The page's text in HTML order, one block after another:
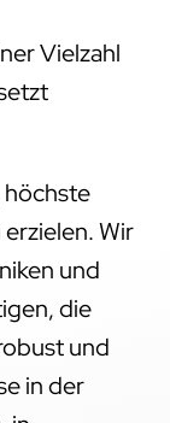
Vielzahl
höchste
Wir
und
die
und
in der